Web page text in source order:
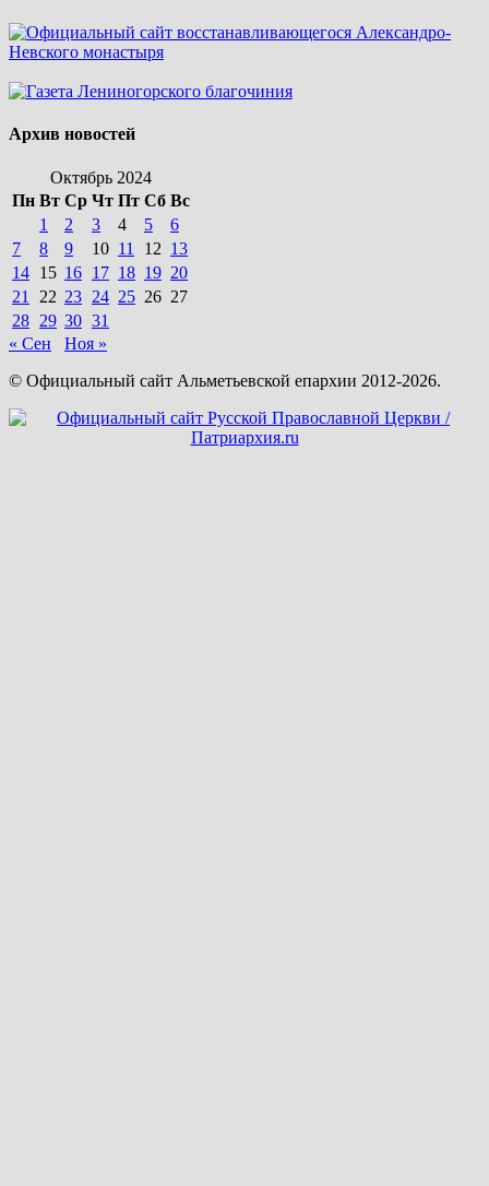
Архив новостей
Октябрь 2024
Пн Вт Ср Чт Пт Сб Вс
1
2 3 4 5
6
7
8 9 10 11 12 13
14 15 16 17 18 19 20
21
22 23 24 25 26 27
28 29 30 31
« Сен
Ноя »
© Официальный сайт Альметьевской епархии 2012-2026.